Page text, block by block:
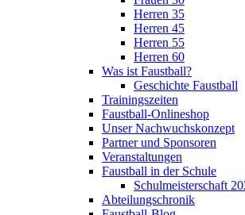
Herren 35
Herren 45
Herren 55
Herren 60
Was ist Faustball?
Geschichte Faustball
Trainingszeiten
Faustball-Onlineshop
Unser Nachwuchskonzept
Partner und Sponsoren
Veranstaltungen
Faustball in der Schule
Schulmeisterschaft
Abteilungschronik